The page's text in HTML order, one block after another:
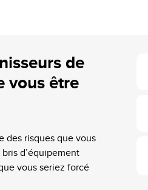
de
vous être
des risques que vous
d’équipement
vous seriez forcé